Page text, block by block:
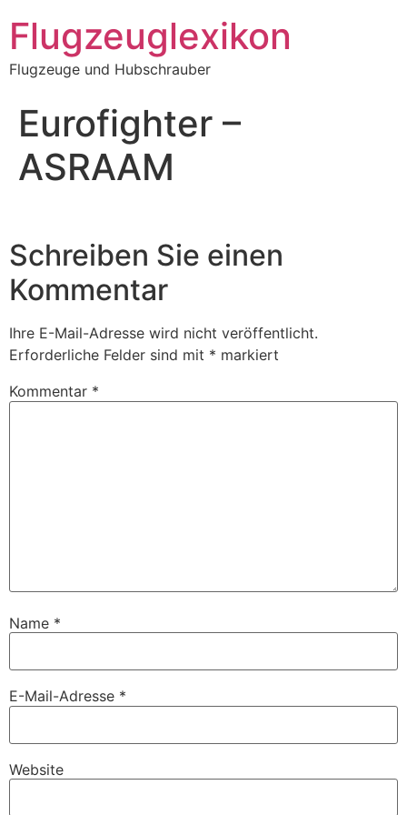
Inhalt
springen
Flugzeuglexikon
Flugzeuge und Hubschrauber
Eurofighter –
ASRAAM
Schreiben Sie einen
Kommentar
Ihre E-Mail-Adresse wird nicht veröffentlicht.
Erforderliche Felder sind mit * markiert
Kommentar *
Name *
E-Mail-Adresse *
Website